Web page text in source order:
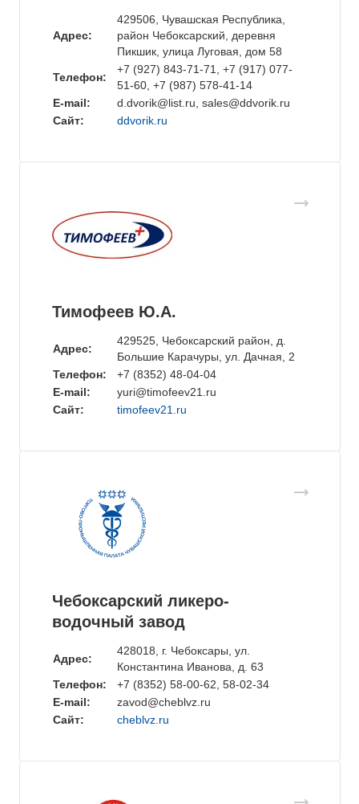
Адрес:
429506, Чувашская Республика,
район Чебоксарский, деревня
Пикшик, улица Луговая, дом 58
Телефон:
+7 (927) 843-71-71, +7 (917) 077-
51-60, +7 (987) 578-41-14
E-mail:
d.dvorik@list.ru, sales@ddvorik.ru
Сайт:
ddvorik.ru
Тимофеев Ю.А.
Адрес:
429525, Чебоксарский район, д.
Большие Карачуры, ул. Дачная, 2
Телефон:
+7 (8352) 48-04-04
E-mail:
yuri@timofeev21.ru
Сайт:
timofeev21.ru
Чебоксарский ликеро-
водочный завод
Адрес:
428018, г. Чебоксары, ул.
Константина Иванова, д. 63
Телефон:
+7 (8352) 58-00-62, 58-02-34
E-mail:
zavod@cheblvz.ru
Сайт:
cheblvz.ru